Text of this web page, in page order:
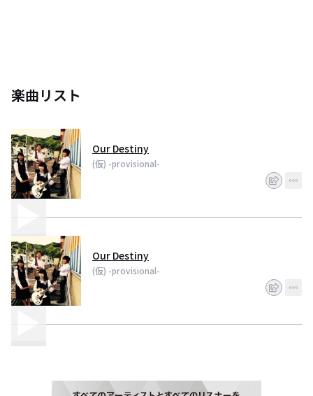
楽曲リスト
Our Destiny
(仮) -provisional-
Our Destiny
(仮) -provisional-